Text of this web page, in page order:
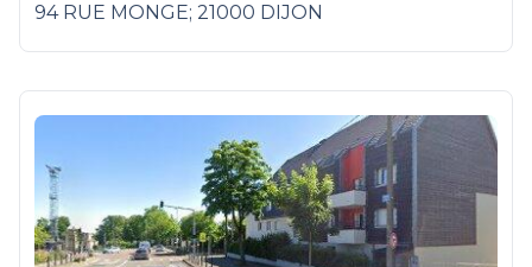
94 RUE MONGE; 21000 DIJON